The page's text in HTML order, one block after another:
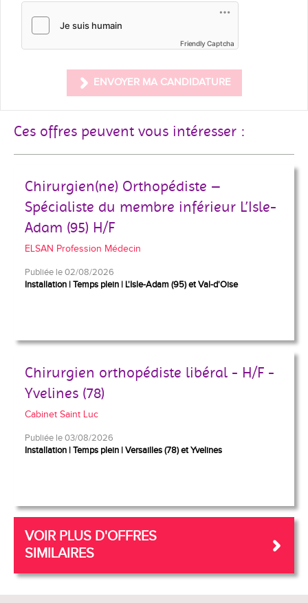
Friendly Captcha
ENVOYER MA CANDIDATURE
Ces offres peuvent vous intéresser :
Chirurgien(ne) Orthopédiste –
Spécialiste du membre inférieur L’Isle-
Adam (95) H/F
ELSAN Profession Médecin
Publiée le 02/08/2026
Installation Temps plein L'Isle-Adam (95) et Val-d'Oise
Chirurgien orthopédiste libéral - H/F -
Yvelines (78)
Cabinet Saint Luc
Publiée le 03/08/2026
Installation Temps plein Versailles (78) et Yvelines
VOIR PLUS D'OFFRES
SIMILAIRES